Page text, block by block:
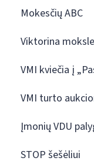
Mokesčių ABC
Viktorina
VMI kviečia į
VMI turto
Įmonių VDU
STOP šešėliui